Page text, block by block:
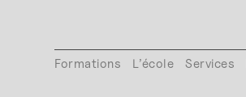
Formations L’école Services